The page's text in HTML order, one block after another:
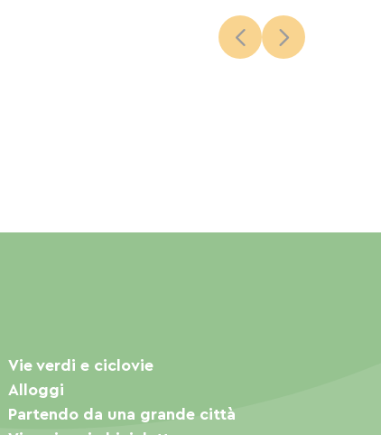
Vie verdi e ciclovie
Alloggi
Partendo da una grande città